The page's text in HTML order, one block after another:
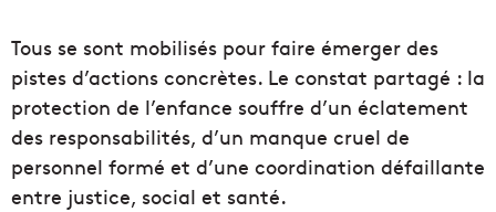
Tous se sont mobilisés pour faire émerger des
pistes d’actions concrètes. Le constat partagé : la
protection de l’enfance souffre d’un éclatement
des responsabilités, d’un manque cruel de
personnel formé et d’une coordination défaillante
entre justice, social et santé.